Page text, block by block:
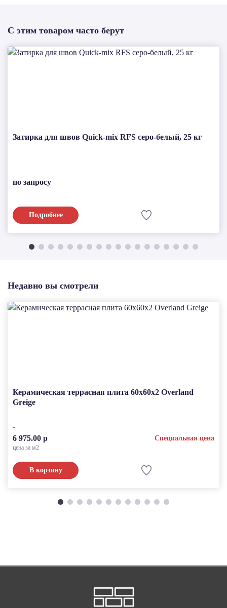
С этим товаром часто берут
Затирка для швов Quick-mix RFS серо-белый, 25 кг
по запросу
Подробнее
Недавно вы смотрели
Керамическая террасная плита 60x60x2 Overland
Greige
6 975.00 р Специальная цена
цена за м2
В корзину